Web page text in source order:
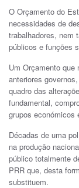
O Orçamento do
necessidades de
trabalhadores, nem
públicos e funções
Um Orçamento
anteriores
quadro das
fundamental,
grupos económicos
Décadas de uma
na produção
público totalmente
PRR que, desta
substituem.